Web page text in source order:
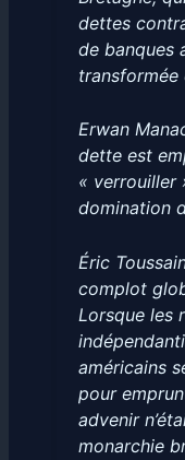
dettes
de banques
transformée
Erwan
dette est
« verrouiller
domination
Éric
complot
Lorsque les
américains
pour
advenir
monarchie